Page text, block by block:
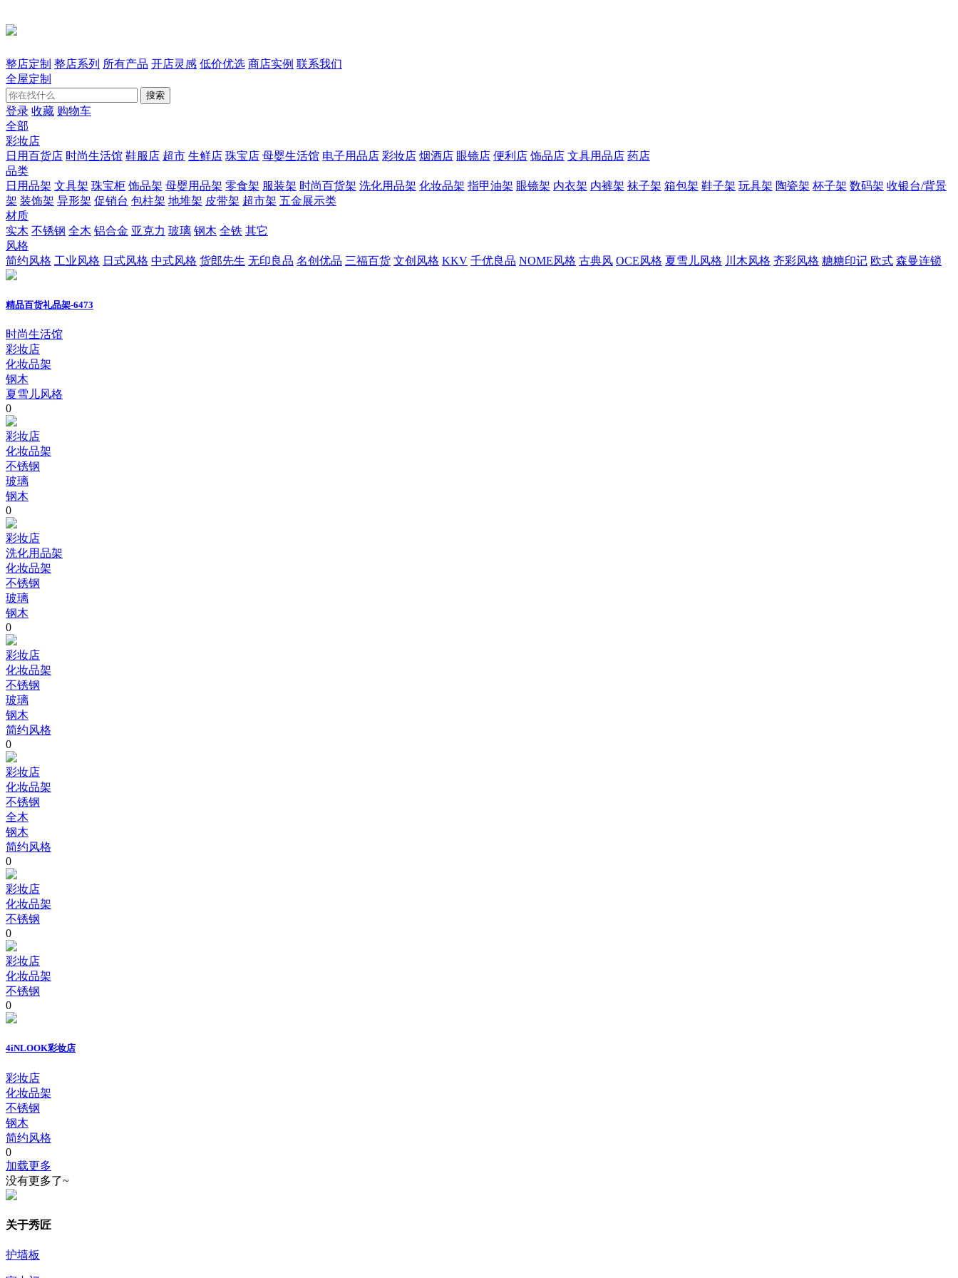
整店定制 整店系列 所有产品 开店灵感 低价优选 商店实例 联系我们
全屋定制
搜索
登录 收藏 购物车
全部
彩妆店
日用百货店 时尚生活馆 鞋服店 超市 生鲜店 珠宝店 母婴生活馆 电子用品店 彩妆店 烟酒店 眼镜店 便利店 饰品店 文具用品店 药店
品类
日用品架 文具架 珠宝柜 饰品架 母婴用品架 零食架 服装架 时尚百货架 洗化用品架 化妆品架 指甲油架 眼镜架 内衣架 内裤架 袜子架 箱包架 鞋子架 玩具架 陶瓷架 杯子架 数码架 收银台/背景
架 装饰架 异形架 促销台 包柱架 地堆架 皮带架 超市架 五金展示类
材质
实木 不锈钢 全木 铝合金 亚克力 玻璃 钢木 全铁 其它
风格
简约风格 工业风格 日式风格 中式风格 货郎先生 无印良品 名创优品 三福百货 文创风格 KKV 千优良品 NOME风格 古典风 OCE风格 夏雪儿风格 川木风格 齐彩风格 糖糖印记 欧式 森曼连锁
精品百货礼品架-6473
时尚生活馆
彩妆店
化妆品架
钢木
夏雪儿风格
0
彩妆店
化妆品架
不锈钢
玻璃
钢木
0
彩妆店
洗化用品架
化妆品架
不锈钢
玻璃
钢木
0
彩妆店
化妆品架
不锈钢
玻璃
钢木
简约风格
0
彩妆店
化妆品架
不锈钢
全木
钢木
简约风格
0
彩妆店
化妆品架
不锈钢
0
彩妆店
化妆品架
不锈钢
0
4iNLOOK彩妆店
彩妆店
化妆品架
不锈钢
钢木
简约风格
0
加载更多
没有更多了~
关于秀匠
护墙板